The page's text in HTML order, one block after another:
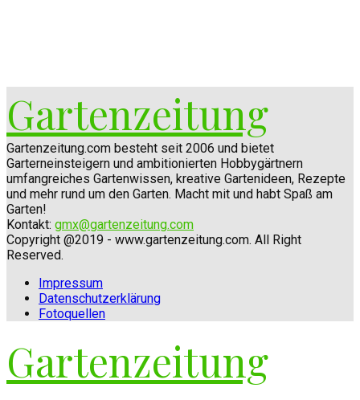
Gartenzeitung
Gartenzeitung.com besteht seit 2006 und bietet
Garterneinsteigern und ambitionierten Hobbygärtnern
umfangreiches Gartenwissen, kreative Gartenideen, Rezepte
und mehr rund um den Garten. Macht mit und habt Spaß am
Garten!
Kontakt: gmx@gartenzeitung.com
Copyright @2019 - www.gartenzeitung.com. All Right
Reserved.
Impressum
Datenschutzerklärung
Fotoquellen
Gartenzeitung